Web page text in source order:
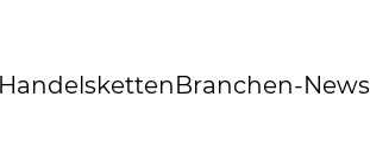
Handelsketten Branchen-News